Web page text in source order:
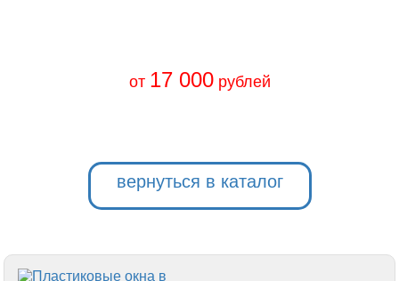
от 17 000рублей
вернуться в каталог